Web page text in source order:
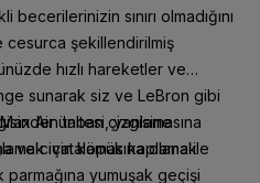
sınırı olmadığını
cesurca şekillendirilmiş
hızlı hareketler ve
sunarak siz ve LeBron gibi
taban çizgisine
ve cıvatalamasına olanak
Air ünitesi, yanlamasına
için köpük kaplama ile
yumuşak geçişi